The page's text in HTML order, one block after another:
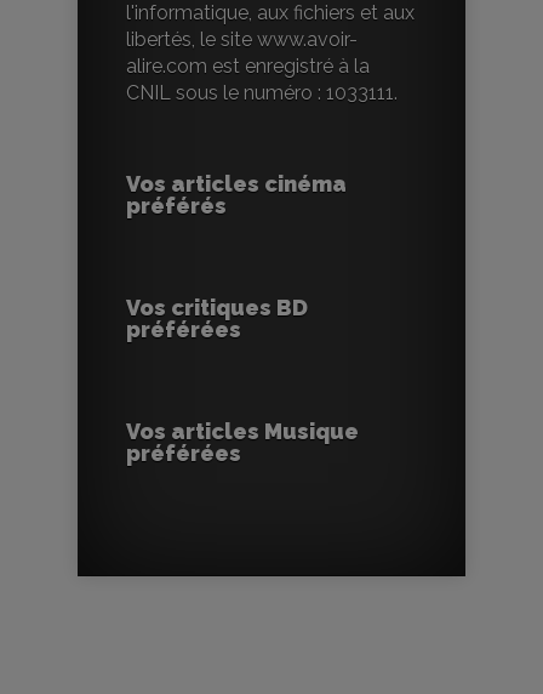
l'informatique, aux fichiers et aux
libertés, le site www.avoir-
alire.com est enregistré à la
CNIL sous le numéro : 1033111.
Vos articles cinéma
préférés
Vos critiques BD
préférées
Vos articles Musique
préférées